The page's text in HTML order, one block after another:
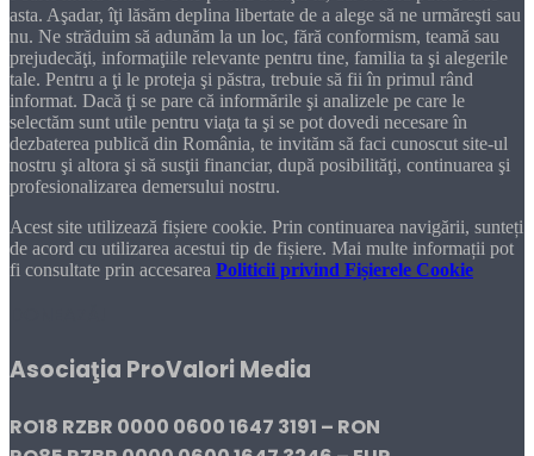
asta. Aşadar, îţi lăsăm deplina libertate de a alege să ne urmăreşti sau
nu. Ne străduim să adunăm la un loc, fără conformism, teamă sau
prejudecăţi, informaţiile relevante pentru tine, familia ta şi alegerile
tale. Pentru a ţi le proteja şi păstra, trebuie să fii în primul rând
informat. Dacă ţi se pare că informările şi analizele pe care le
selectăm sunt utile pentru viaţa ta şi se pot dovedi necesare în
dezbaterea publică din România, te invităm să faci cunoscut site-ul
nostru şi altora şi să susţii financiar, după posibilităţi, continuarea şi
profesionalizarea demersului nostru.
Acest site utilizează fișiere cookie. Prin continuarea navigării, sunteți
de acord cu utilizarea acestui tip de fișiere. Mai multe informații pot
fi consultate prin accesarea Politicii privind Fișierele Cookie
Asociaţia ProValori Media
RO18 RZBR 0000 0600 1647 3191 – RON